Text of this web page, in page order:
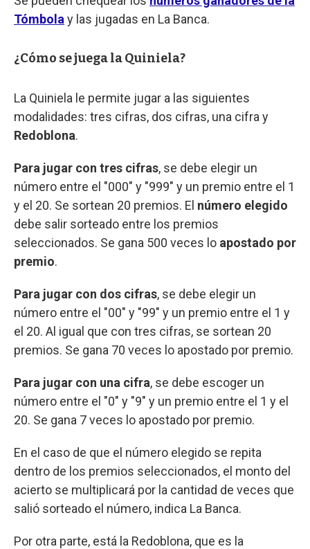
Tómbola y las jugadas en La Banca.
¿Cómo se juega la Quiniela?
La Quiniela le permite jugar a las siguientes
modalidades: tres cifras, dos cifras, una cifra y
Redoblona.
Para jugar con tres cifras, se debe elegir un
número entre el "000" y "999" y un premio entre el 1
y el 20. Se sortean 20 premios. El número elegido
debe salir sorteado entre los premios
seleccionados. Se gana 500 veces lo apostado por
premio.
Para jugar con dos cifras, se debe elegir un
número entre el "00" y "99" y un premio entre el 1 y
el 20. Al igual que con tres cifras, se sortean 20
premios. Se gana 70 veces lo apostado por premio.
Para jugar con una cifra, se debe escoger un
número entre el "0" y "9" y un premio entre el 1 y el
20. Se gana 7 veces lo apostado por premio.
En el caso de que el número elegido se repita
dentro de los premios seleccionados, el monto del
acierto se multiplicará por la cantidad de veces que
salió sorteado el número, indica La Banca.
Por otra parte, está la Redoblona, que es la